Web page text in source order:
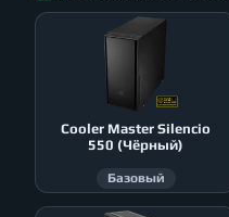
Cooler Master Silencio
550 (Чёрный)
Базовый